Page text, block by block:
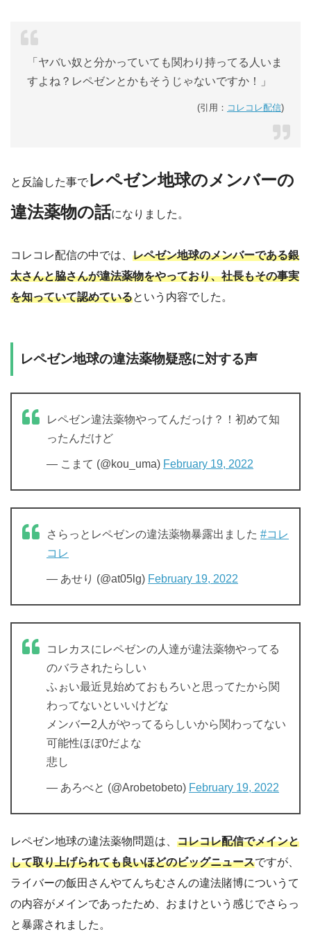
「ヤバい奴と分かっていても関わり持ってる人いま
すよね？レペゼンとかもそうじゃないですか！」
(引用： コレコレ配信)
と反論した事でレペゼン地球のメンバーの
違法薬物の話になりました。
コレコレ配信の中では、 レペゼン地球のメンバーである銀
太さんと脇さんが違法薬物をやっており、社長もその事実
を知っていて認めているという内容でした。
レペゼン地球の違法薬物疑惑に対する声
レペゼン違法薬物やってんだっけ？！初めて知
ったんだけど
— こまて (@kou_uma) February 19, 2022
さらっとレペゼンの違法薬物暴露出ました #コレ
コレ
— あせり (@at05lg) February 19, 2022
コレカスにレペゼンの人達が違法薬物やってる
のバラされたらしい
ふぉい最近見始めておもろいと思ってたから関
わってないといいけどな
メンバー2人がやってるらしいから関わってない
可能性ほぼ0だよな
悲し
— あろべと (@Arobetobeto) February 19, 2022
レペゼン地球の違法薬物問題は、 コレコレ配信でメインと
して取り上げられても良いほどのビッグニュースですが、
ライバーの飯田さんやてんちむさんの違法賭博についうて
の内容がメインであったため、おまけという感じでさらっ
と暴露されました。